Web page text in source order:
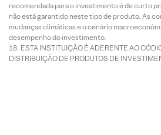
recomendada para o investimento é de curto
não está garantido neste tipo de produto. As
mudanças climáticas e o cenário
desempenho do investimento.
ESTA INSTITUIÇÃO É ADERENTE AO
DISTRIBUIÇÃO DE PRODUTOS DE